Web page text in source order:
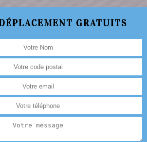
GRATUITS